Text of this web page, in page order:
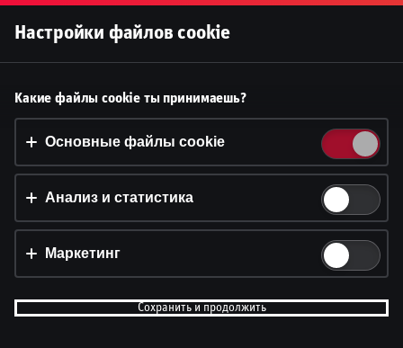
Принять файлы cookie?
На этом веб-сайте используются 3 различных типа
файлов cookie: основные, отслеживающие и
Принять всё
Настройки и информация
Настройки файлов cookie
Какие файлы cookie ты принимаешь?
Основные файлы cookie
Анализ и статистика
Маркетинг
Сохранить и продолжить